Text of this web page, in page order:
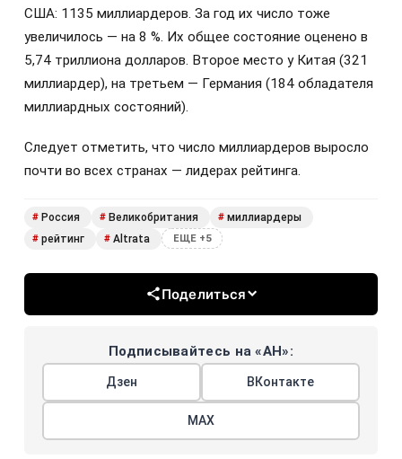
США: 1135 миллиардеров. За год их число тоже
увеличилось — на 8 %. Их общее состояние оценено в
5,74 триллиона долларов. Второе место у Китая (321
миллиардер), на третьем — Германия (184 обладателя
миллиардных состояний).
Следует отметить, что число миллиардеров выросло
почти во всех странах — лидерах рейтинга.
# Россия # Великобритания # миллиардеры
# рейтинг # Altrata ЕЩЕ +5
Поделиться
Подписывайтесь на «АН»:
Дзен ВКонтакте
МАХ